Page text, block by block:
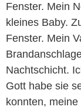
Fenster. Mein
kleines Baby.
Fenster. Mein
Nachtschicht.
Gott habe sie
konnten,